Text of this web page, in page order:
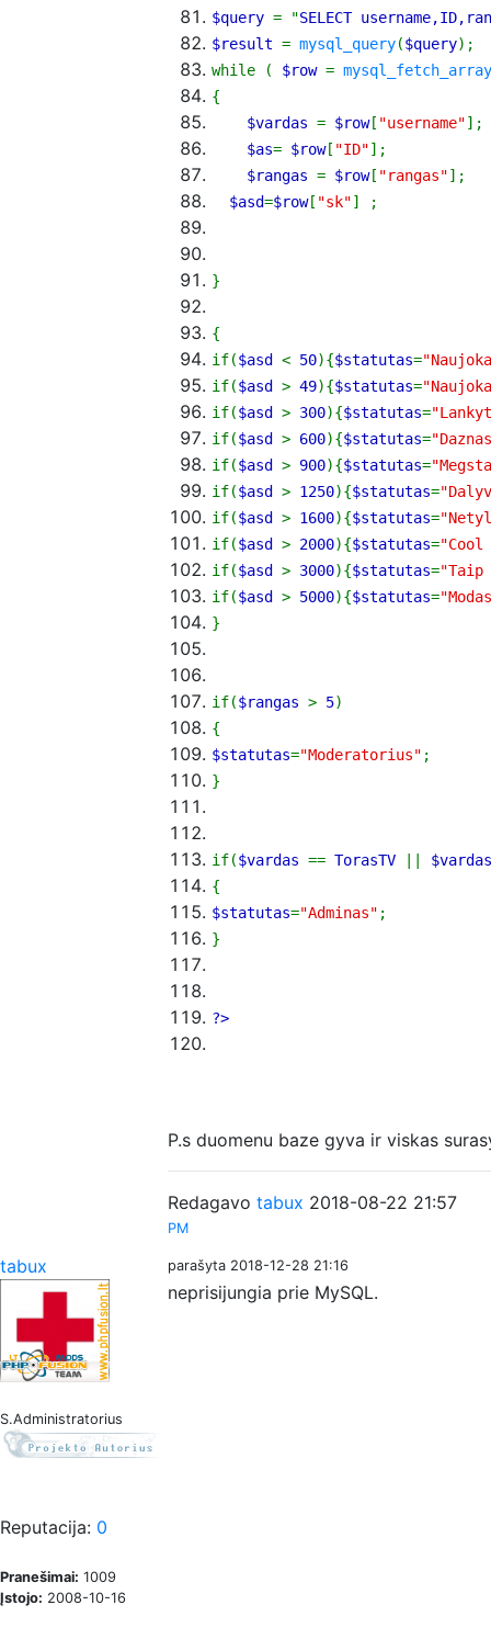
$query = "SELECT
$result = mysql_query($query) ;
while
( $row = mysql_fetch_array
{
$vardas = $row[ "username"] ;
$as= $row[ "ID"] ;
$rangas = $row[ "rangas"] ;
$asd=$row[ "sk"] ;
}
{
if($asd < 50){$statutas=
if($asd > 49){$statutas=
if($asd > 300){$statutas=
if($asd > 600){$statutas=
if($asd > 900){$statutas=
if($asd > 1250){$statutas=
if($asd > 1600){$statutas=
if($asd > 2000){$statutas=
if($asd > 3000){$statutas=
if($asd > 5000){$statutas=
}
if($rangas > 5)
{
$statutas="Moderatorius" ;
}
if($vardas == TorasTV ||
$vardas
{
$statutas="Adminas" ;
}
?>
P.s duomenu baze gyva ir viskas
Redagavo tabux 2018-08-22 21:57
PM
tabux parašyta 2018-12-28 21:16
S.Administratorius
Reputacija: 0
Pranešimai: 1009
Įstojo: 2008-10-16
neprisijungia prie MySQL.